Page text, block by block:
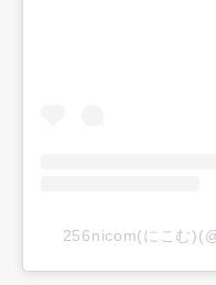
256nicom(にこむ